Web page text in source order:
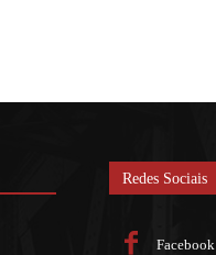
Redes Sociais
Facebook